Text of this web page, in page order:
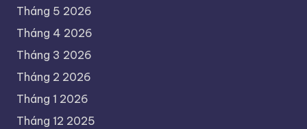
Tháng 5 2026
Tháng 4 2026
Tháng 3 2026
Tháng 2 2026
Tháng 1 2026
Tháng 12 2025